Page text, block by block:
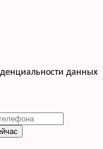
данных